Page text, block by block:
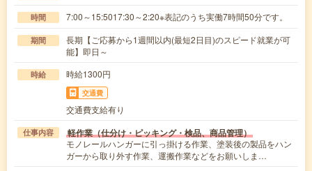
時間 7:00～15:5017:30～2:20※表記のうち実働7時間50分です。
期間
長期【ご応募から1週間以内(最短2日目)のスピード就業が可
能】即日～
時給 時給1300円
交通費
交通費支給有り
仕事内容 軽作業（仕分け・ピッキング・検品、商品管理）
モノレールハンガーに引っ掛ける作業、塗装後の製品をハン
ガーから取り外す作業、運搬作業などをお願いしま…